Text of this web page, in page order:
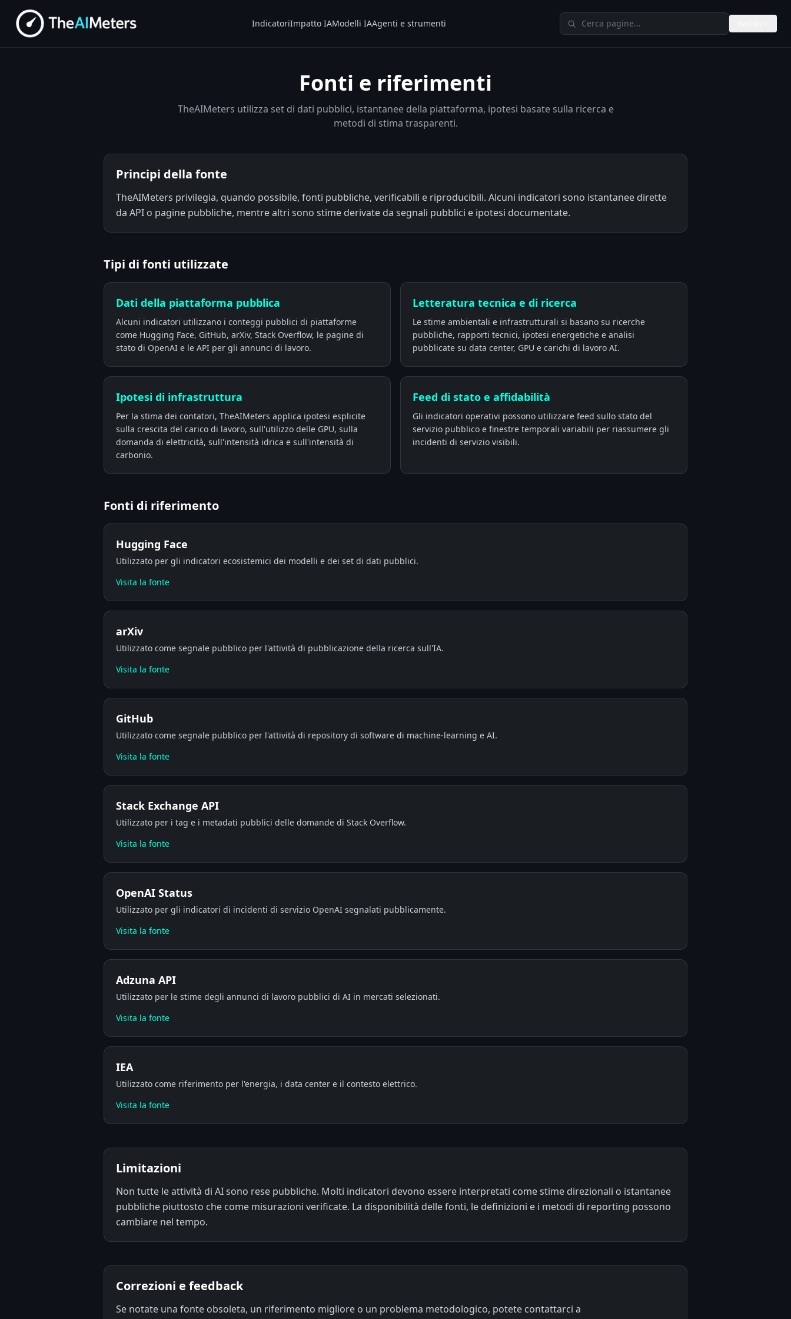
IndicatoriImpatto IAModelli IAAgenti e strumenti Cerca su TheAIMeters
Fonti e riferimenti
TheAIMeters utilizza set di dati pubblici, istantanee della piattaforma, ipotesi basate sulla ricerca e
metodi di stima trasparenti.
Principi della fonte
TheAIMeters privilegia, quando possibile, fonti pubbliche, verificabili e riproducibili. Alcuni indicatori sono istantanee dirette
da API o pagine pubbliche, mentre altri sono stime derivate da segnali pubblici e ipotesi documentate.
Tipi di fonti utilizzate
Dati della piattaforma pubblica
Alcuni indicatori utilizzano i conteggi pubblici di piattaforme
come Hugging Face, GitHub, arXiv, Stack Overflow, le pagine di
stato di OpenAI e le API per gli annunci di lavoro.
Letteratura tecnica e di ricerca
Le stime ambientali e infrastrutturali si basano su ricerche
pubbliche, rapporti tecnici, ipotesi energetiche e analisi
pubblicate su data center, GPU e carichi di lavoro AI.
Ipotesi di infrastruttura
Per la stima dei contatori, TheAIMeters applica ipotesi esplicite
sulla crescita del carico di lavoro, sull'utilizzo delle GPU, sulla
domanda di elettricità, sull'intensità idrica e sull'intensità di
carbonio.
Feed di stato e affidabilità
Gli indicatori operativi possono utilizzare feed sullo stato del
servizio pubblico e finestre temporali variabili per riassumere gli
incidenti di servizio visibili.
Fonti di riferimento
Hugging Face
Utilizzato per gli indicatori ecosistemici dei modelli e dei set di dati pubblici.
Visita la fonte
arXiv
Utilizzato come segnale pubblico per l'attività di pubblicazione della ricerca sull'IA.
Visita la fonte
GitHub
Utilizzato come segnale pubblico per l'attività di repository di software di machine-learning e AI.
Visita la fonte
Stack Exchange API
Utilizzato per i tag e i metadati pubblici delle domande di Stack Overflow.
Visita la fonte
OpenAI Status
Utilizzato per gli indicatori di incidenti di servizio OpenAI segnalati pubblicamente.
Visita la fonte
Adzuna API
Utilizzato per le stime degli annunci di lavoro pubblici di AI in mercati selezionati.
Visita la fonte
IEA
Utilizzato come riferimento per l'energia, i data center e il contesto elettrico.
Visita la fonte
Limitazioni
Non tutte le attività di AI sono rese pubbliche. Molti indicatori devono essere interpretati come stime direzionali o istantanee
pubbliche piuttosto che come misurazioni verificate. La disponibilità delle fonti, le definizioni e i metodi di reporting possono
cambiare nel tempo.
Correzioni e feedback
Se notate una fonte obsoleta, un riferimento migliore o un problema metodologico, potete contattarci a